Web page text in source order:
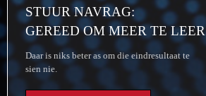
STUUR NAVRAG:
GEREED OM MEER TE LEER
Daar is niks beter as om die eindresultaat te
sien nie.